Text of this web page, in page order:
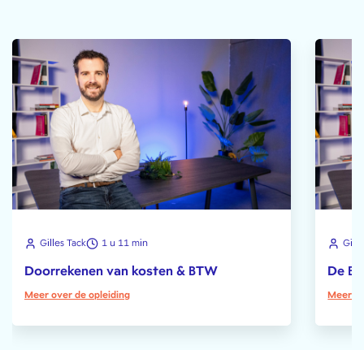
Gilles Tack 1 u 11 min
Doorrekenen van kosten & BTW
Meer over de opleiding
De
Meer